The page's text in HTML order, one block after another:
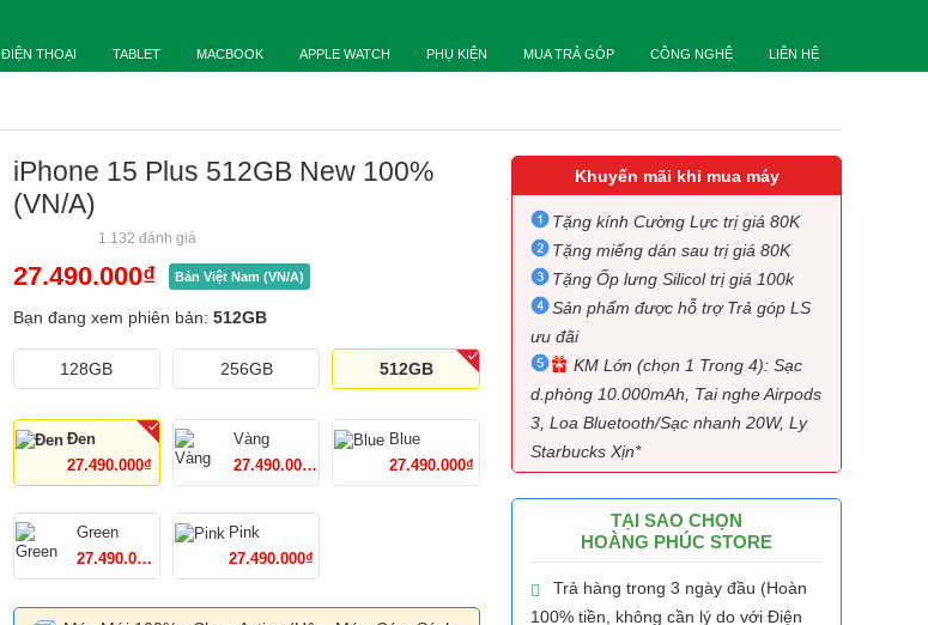
ĐIỆN THOẠI TABLET MACBOOK APPLE WATCH PHỤ KIỆN MUA TRẢ GÓP CÔNG NGHỆ LIÊN HỆ
iPhone 15 Plus 512GB New 100%
(VN/A)
1.132 đánh giá
27.490.000₫ Bản Việt Nam (VN/A)
Bạn đang xem phiên bản: 512GB
128GB 256GB 512GB
Đen
27.490.000₫
Vàng
27.490.000₫
Blue
27.490.000₫
Green
27.490.000₫
Pink
27.490.000₫
Khuyến mãi khi mua máy
Tặng kính Cường Lực trị giá 80K
Tặng miếng dán sau trị giá 80K
Tặng Ốp lưng Silicol trị giá 100k
Sản phẩm được hỗ trợ Trả góp LS
ưu đãi
KM Lớn (chọn 1 Trong 4): Sạc
d.phòng 10.000mAh, Tai nghe Airpods
3, Loa Bluetooth/Sạc nhanh 20W, Ly
Starbucks Xịn*
TẠI SAO CHỌN
HOÀNG PHÚC STORE
Trả hàng trong 3 ngày đầu (Hoàn
100% tiền, không cần lý do với Điện